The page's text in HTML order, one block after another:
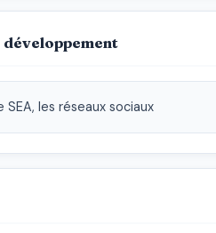
SEA, les réseaux sociaux